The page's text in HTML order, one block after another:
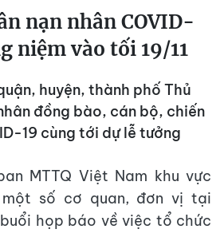
nạn nhân COVID-
niệm vào tối 19/11
huyện, thành phố Thủ
đồng bào, cán bộ, chiến
19 cùng tới dự lễ tưởng
MTTQ Việt Nam khu vực
một số cơ quan, đơn vị tại
họp báo về việc tổ chức